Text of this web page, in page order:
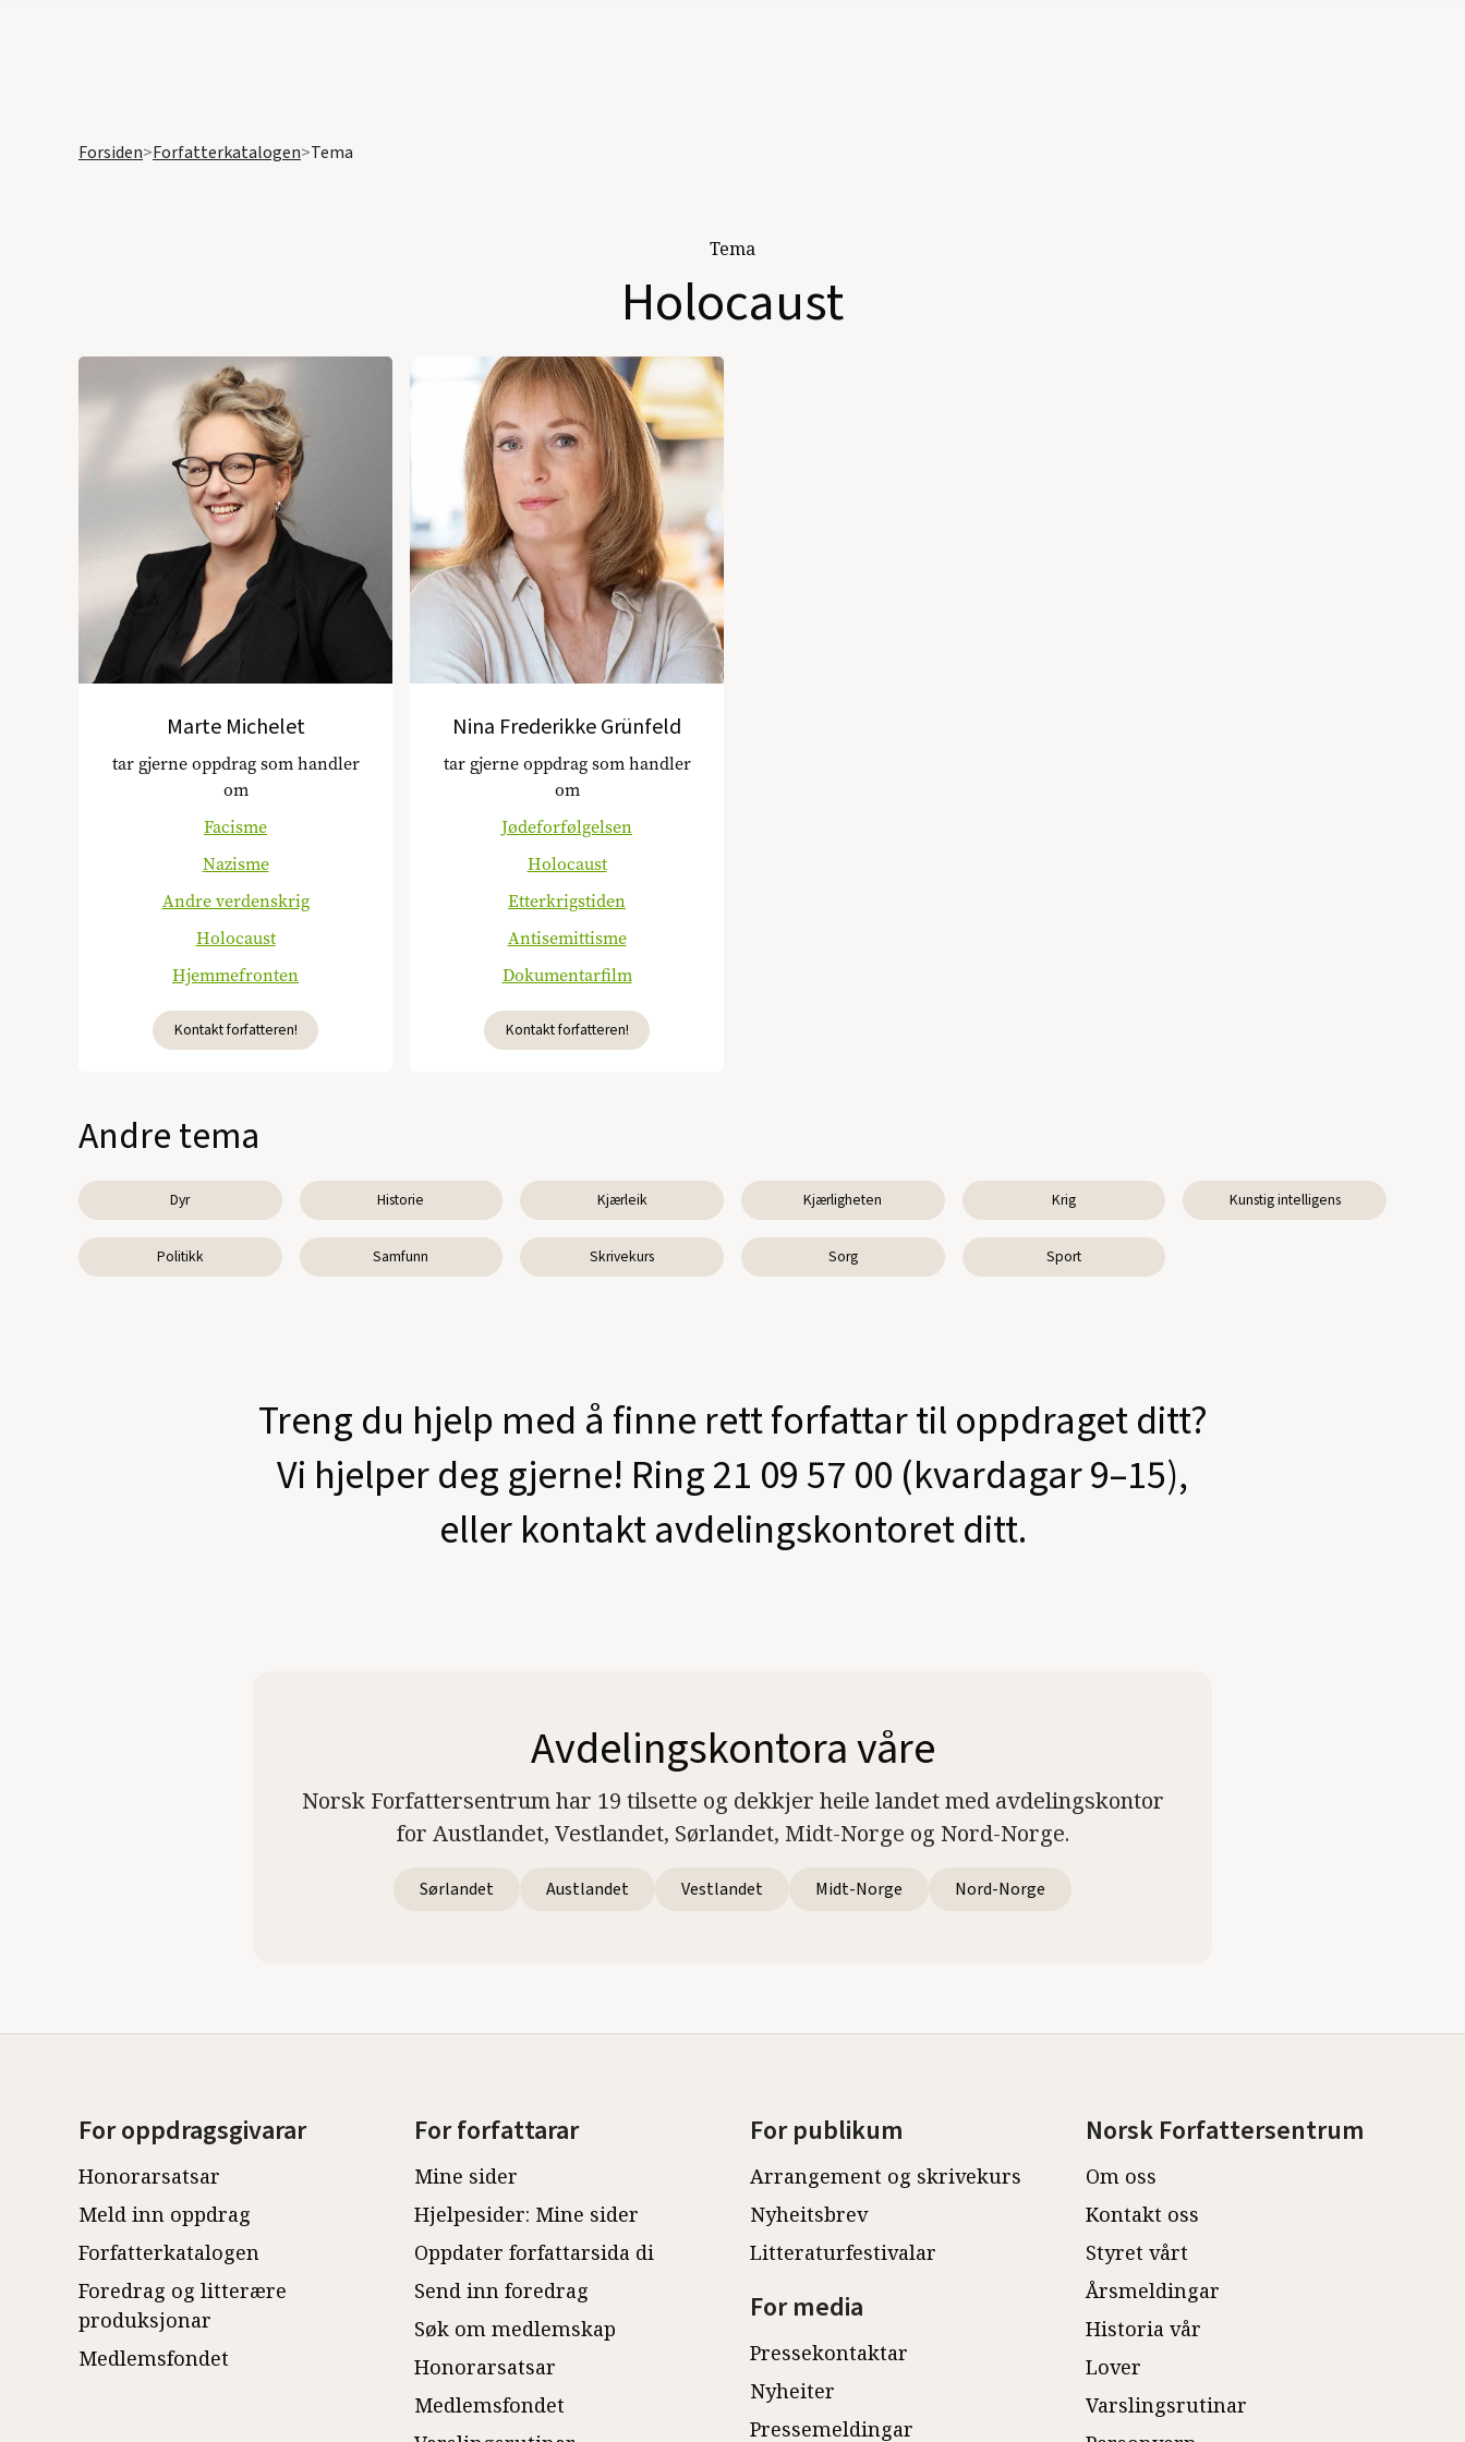
Forsiden>Forfatterkatalogen>Tema
Tema
Holocaust
Marte Michelet
tar gjerne oppdrag som handler
om
Facisme
Nazisme
Andre verdenskrig
Holocaust
Hjemmefronten
Kontakt forfatteren!
Nina Frederikke Grünfeld
tar gjerne oppdrag som handler
om
Jødeforfølgelsen
Holocaust
Etterkrigstiden
Antisemittisme
Dokumentarfilm
Kontakt forfatteren!
Andre tema
Dyr Historie Kjærleik Kjærligheten Krig Kunstig intelligens
Politikk Samfunn Skrivekurs Sorg Sport
Treng du hjelp med å finne rett forfattar til oppdraget ditt?
Vi hjelper deg gjerne! Ring 21 09 57 00 (kvardagar 9–15),
eller kontakt avdelingskontoret ditt.
Avdelingskontora våre
Norsk Forfattersentrum har 19 tilsette og dekkjer heile landet med avdelingskontor
for Austlandet, Vestlandet, Sørlandet, Midt-Norge og Nord-Norge.
Sørlandet Austlandet Vestlandet Midt-Norge Nord-Norge
For oppdragsgivarar
Honorarsatsar
Meld inn oppdrag
Forfatterkatalogen
Foredrag og litterære
produksjonar
Medlemsfondet
For forfattarar
Mine sider
Hjelpesider: Mine sider
Oppdater forfattarsida di
Send inn foredrag
Søk om medlemskap
Honorarsatsar
Medlemsfondet
For publikum
Arrangement og skrivekurs
Nyheitsbrev
Litteraturfestivalar
For media
Pressekontaktar
Nyheiter
Pressemeldingar
Norsk Forfattersentrum
Om oss
Kontakt oss
Styret vårt
Årsmeldingar
Historia vår
Lover
Varslingsrutinar